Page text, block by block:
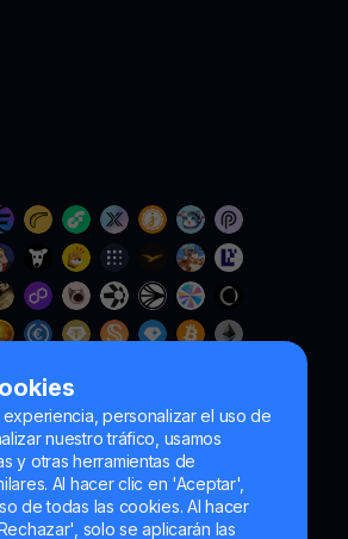
experiencia, personalizar el uso de
nuestro tráfico, usamos
y otras herramientas de
Al hacer clic en 'Aceptar',
de todas las cookies. Al hacer
solo se aplicarán las